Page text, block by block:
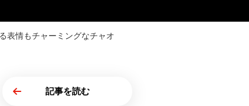
表情もチャーミングなチャオ
記事を読む